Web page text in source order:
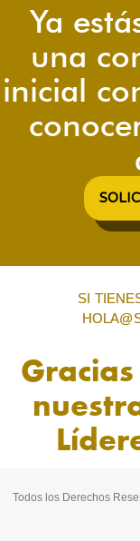
Ya
una
inicial
SI
Todos los Derechos